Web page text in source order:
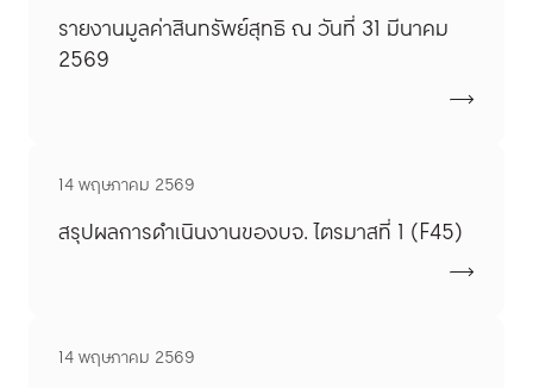
รายงานมูลค่าสินทรัพย์สุทธิ ณ วันที่ 31 มีนาคม
2569
14 พฤษภาคม 2569
สรุปผลการดำเนินงานของบจ. ไตรมาสที่ 1 (F45)
14 พฤษภาคม 2569